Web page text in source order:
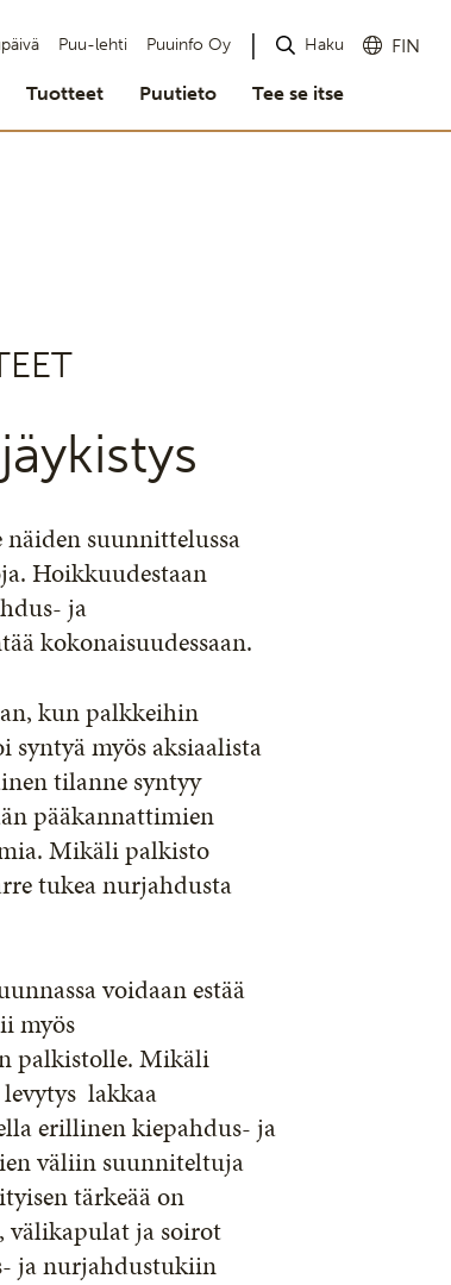
Puu-lehti Puuinfo Oy Haku FIN
Tuotteet Puutieto Tee se itse
suunnittelussa
Hoikkuudestaan
ja
kokonaisuudessaan.
kun palkkeihin
myös aksiaalista
tilanne syntyy
pääkannattimien
Mikäli palkisto
tukea nurjahdusta
voidaan estää
myös
palkistolle. Mikäli
lakkaa
erillinen kiepahdus- ja
väliin suunniteltuja
tärkeää on
välikapulat ja soirot
ja nurjahdustukiin